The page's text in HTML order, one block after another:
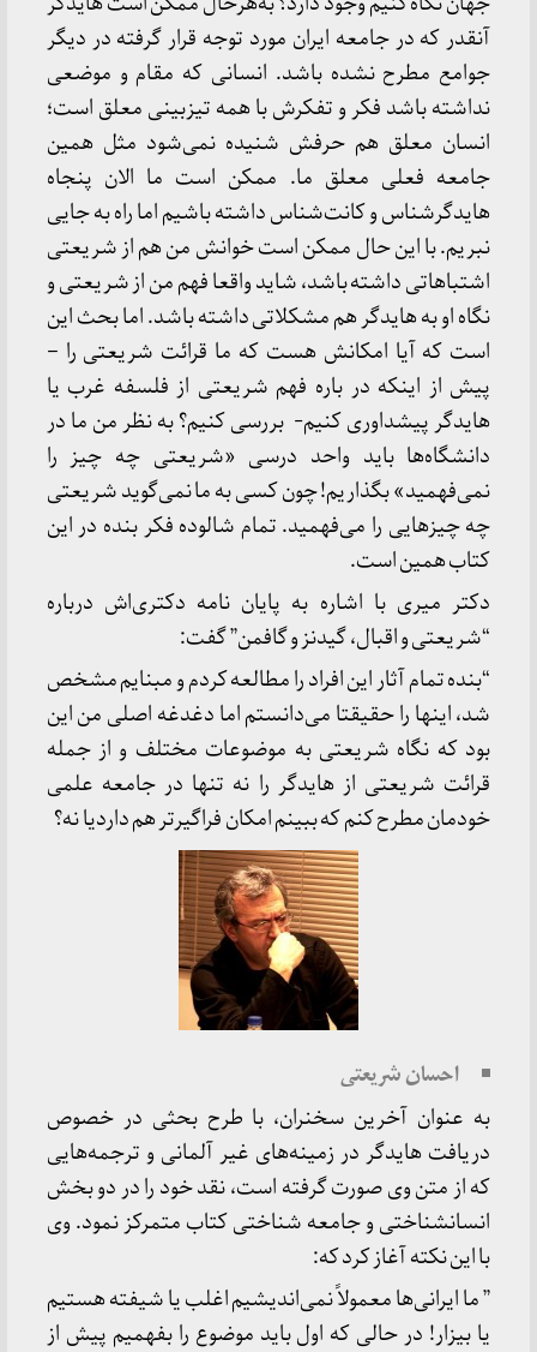
آنقدر که در جامعه ایران مورد توجه قرار گرفته در دیگر
جوامع مطرح نشده باشد. انسانی که مقام و موضعی
نداشته باشد فکر و تفکرش با همه تیزبینی معلق است؛
انسان معلق هم حرفش شنیده نمی‌شود مثل همین
جامعه فعلی معلق ما. ممکن است ما الان پنجاه
هایدگرشناس و کانت‌شناس داشته باشیم اما راه به جایی
نبریم. با این حال ممکن است خوانش من هم از شریعتی
اشتباهاتی داشته باشد، شاید واقعا فهم من از شریعتی و
نگاه او به هایدگر هم مشکلاتی داشته باشد. اما بحث این
است که آیا امکانش هست که ما قرائت شریعتی را –
پیش از اینکه در باره فهم شریعتی از فلسفه غرب یا
هایدگر پیشداوری کنیم- بررسی کنیم؟ به نظر من ما در
دانشگاه‌ها باید واحد درسی «شریعتی چه چیز را
نمی‌فهمید» بگذاریم! چون کسی به ما نمی‌گوید شریعتی
چه چیزهایی را می‌فهمید. تمام شالوده فکر بنده در این
کتاب همین است.
دکتر میری با اشاره به پایان نامه دکتری‌اش درباره
“شریعتی و اقبال، گیدنز و گافمن” گفت:
“بنده تمام آثار این افراد را مطالعه کردم و مبنایم مشخص
شد، اینها را حقیقتا می‌دانستم اما دغدغه اصلی من این
بود که نگاه شریعتی به موضوعات مختلف و از جمله
قرائت شریعتی از هایدگر را نه تنها در جامعه علمی
خودمان مطرح کنم که ببینم امکان فراگیرتر هم داردیا نه؟
احسان شریعتی
به عنوان آخرین سخنران، با طرح بحثی در خصوص
دریافت هایدگر در زمینه‌های غیر آلمانی و ترجمه‌هایی
که از متن وی صورت گرفته است، نقد خود را در دو بخش
انسانشناختی و جامعه شناختی کتاب متمرکز نمود. وی
با این نکته آغاز کرد که:
” ما ایرانی‌ها معمولاً نمی‌اندیشیم اغلب یا شیفته هستیم
یا بیزار! در حالی که اول باید موضوع را بفهمیم پیش از